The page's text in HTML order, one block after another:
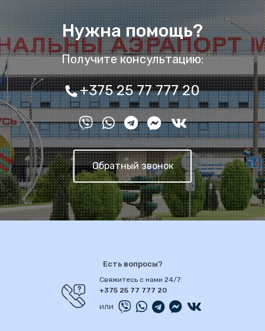
Нужна помощь?
Получите консультацию:
+375 25 77 777 20
Обратный звонок
Есть вопросы?
Свяжитесь с нами 24/7:
+375 25 77 777 20
или